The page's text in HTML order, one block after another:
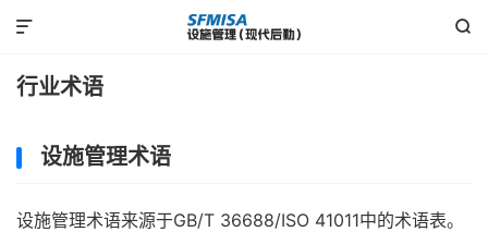


行业术语
设施管理术语
设施管理术语来源于GB/T 36688/ISO 41011中的术语表。